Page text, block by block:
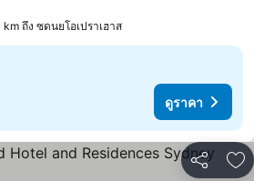
km ถึง ซดนยโอเปราเฮาส
ดูราคา
แชร์ เ